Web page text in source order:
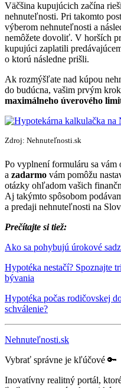
Väčšina kupujúcich začína
nehnuteľnosti. Pri takomto
výberom nehnuteľnosti a
nemôžete dovoliť. V horších
kupujúci zaplatili
o ktorú následne prišli.
Ak rozmýšľate nad kúpou
do budúcna, vašim prvým
maximálneho úverového
Zdroj: Nehnuteľnosti.sk
Po vyplnení formuláru sa vám
a zadarmo vám pomôžu
otázky ohľadom vašich
Aj takýmto spôsobom
a predaji nehnuteľnosti na
Prečítajte si tiež:
Ako sa pohybujú úrokové
Hypotéka nestačí? Spoznajte
bývania
Hypotéka počas rodičovskej
schválenie?
Nehnuteľnosti.sk
Vybrať správne je kľúčové 🔑
Inovatívny realitný portál,